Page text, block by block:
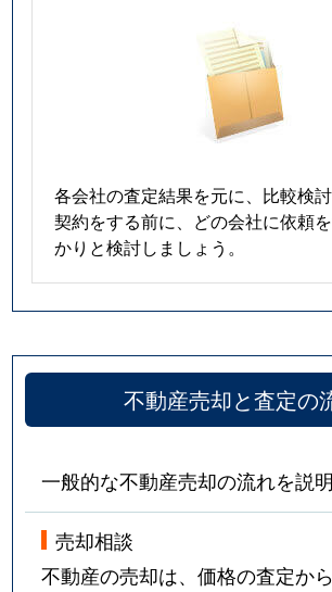
各会社の査定結果を元に、比較検討
契約をする前に、どの会社に依頼
かりと検討しましょう。
不動産売却と査定の
一般的な不動産売却の流れを説明
売却相談
不動産の売却は、価格の査定か